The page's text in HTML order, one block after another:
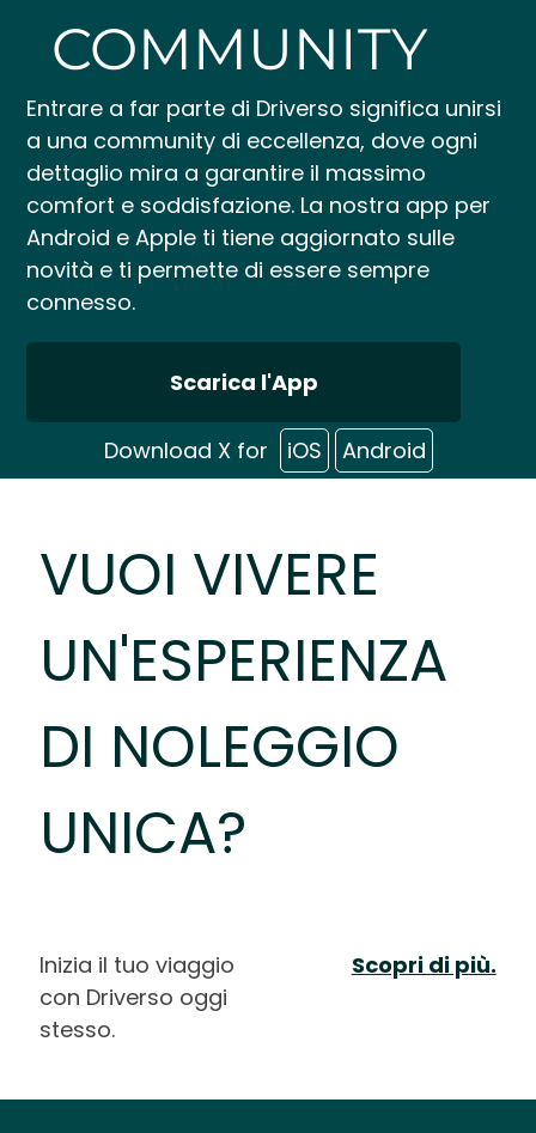
COMMUNITY
Entrare a far parte di Driverso significa unirsi
a una community di eccellenza, dove ogni
dettaglio mira a garantire il massimo
comfort e soddisfazione. La nostra app per
Android e Apple ti tiene aggiornato sulle
novità e ti permette di essere sempre
connesso.
Scarica l'App
Download X for iOS Android
VUOI VIVERE
UN'ESPERIENZA
DI NOLEGGIO
UNICA?
Inizia il tuo viaggio
con Driverso oggi
stesso.
Scopri di più.